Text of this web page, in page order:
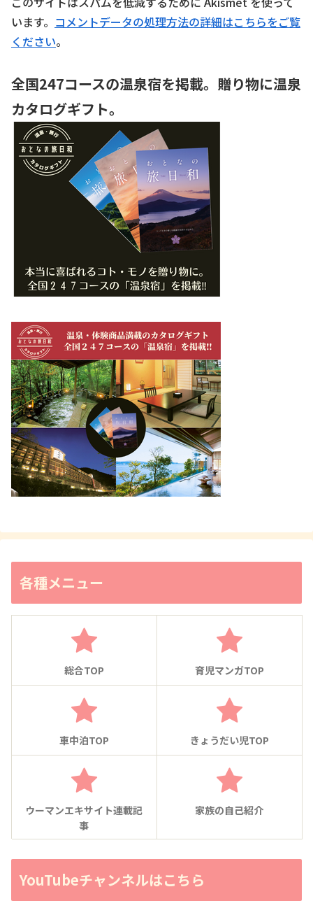
います。 コメントデータの処理方法の詳細はこちらをご覧
ください。
全国247コースの温泉宿を掲載。贈り物に温泉
カタログギフト。
各種メニュー
総合TOP 育児マンガTOP
車中泊TOP きょうだい児TOP
ウーマンエキサイト連載記
事
家族の自己紹介
YouTubeチャンネルはこちら